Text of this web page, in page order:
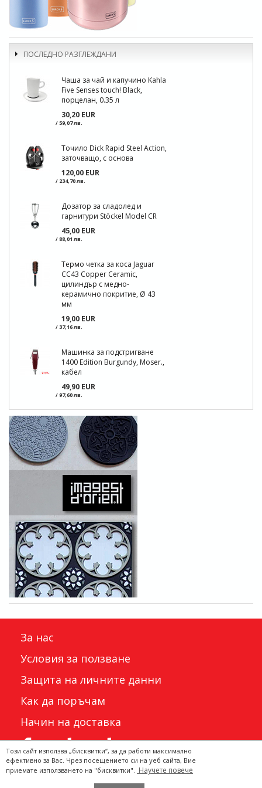
ПОСЛЕДНО РАЗГЛЕЖДАНИ
Чаша за чай и капучино Kahla
Five Senses touch! Black,
порцелан, 0.35 л
30,20 EUR
/ 59,07 лв.
Точило Dick Rapid Steel Action,
заточващо, с основа
120,00 EUR
/ 234,70 лв.
Дозатор за сладолед и
гарнитури Stöckel Model CR
45,00 EUR
/ 88,01 лв.
Термо четка за коса Jaguar
CC43 Copper Ceramic,
цилиндър с медно-
керамично покритие, Ø 43
мм
19,00 EUR
/ 37,16 лв.
Машинка за подстригване
1400 Edition Burgundy, Moser.,
кабел
49,90 EUR
/ 97,60 лв.
За нас
Условия за ползване
Защита на личните данни
Как да поръчам
Начин на доставка
Този сайт използва „бисквитки“, за да работи максимално
ефективно за Вас. Чрез посещението си на уеб сайта, Вие
приемате използването на "бисквитки".
Научете повече